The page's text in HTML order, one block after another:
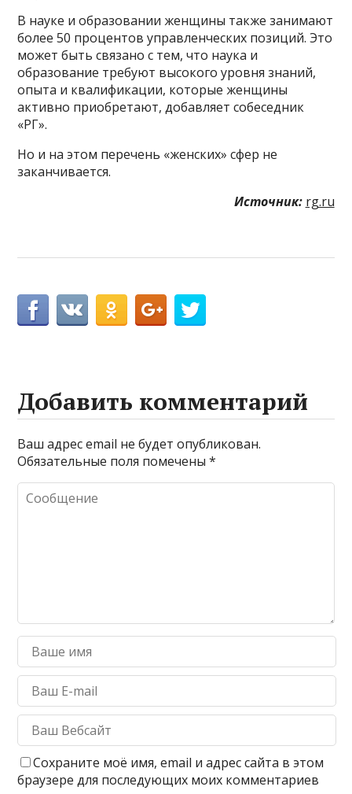
В науке и образовании женщины также занимают
более 50 процентов управленческих позиций. Это
может быть связано с тем, что наука и
образование требуют высокого уровня знаний,
опыта и квалификации, которые женщины
активно приобретают, добавляет собеседник
«РГ».
Но и на этом перечень «женских» сфер не
заканчивается.
Источник: rg.ru
Добавить комментарий
Ваш адрес email не будет опубликован.
Обязательные поля помечены*
Сохраните моё имя, email и адрес сайта в этом
браузере для последующих моих комментариев